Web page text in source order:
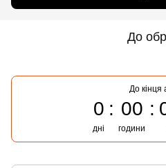
До
До кінця
0
дні
00
години